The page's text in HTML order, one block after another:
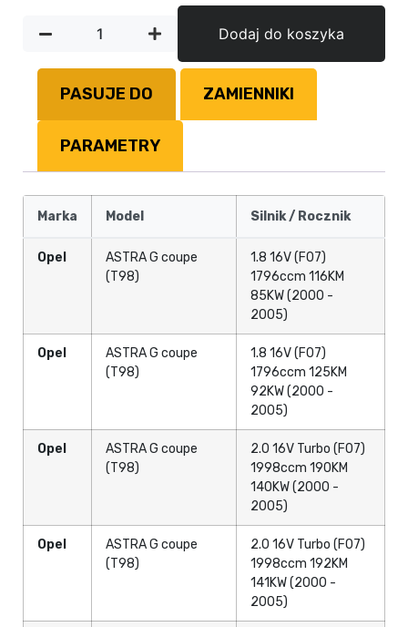
Dodaj do koszyka
PASUJE DO ZAMIENNIKI
PARAMETRY
Marka Model Silnik / Rocznik
Opel
ASTRA G coupe
(T98)
1.8 16V (F07)
1796ccm 116KM
85KW (2000 -
2005)
Opel
ASTRA G coupe
(T98)
1.8 16V (F07)
1796ccm 125KM
92KW (2000 -
2005)
Opel
ASTRA G coupe
(T98)
2.0 16V Turbo (F07)
1998ccm 190KM
140KW (2000 -
2005)
Opel
ASTRA G coupe
(T98)
2.0 16V Turbo (F07)
1998ccm 192KM
141KW (2000 -
2005)